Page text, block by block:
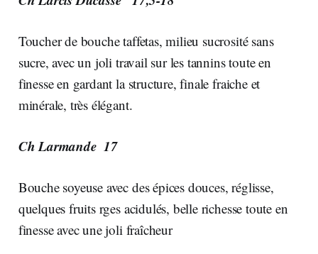
Toucher de bouche taffetas, milieu sucrosité sans
sucre, avec un joli travail sur les tannins toute en
finesse en gardant la structure, finale fraiche et
minérale, très élégant.
Ch Larmande 17
Bouche soyeuse avec des épices douces, réglisse,
quelques fruits rges acidulés, belle richesse toute en
finesse avec une joli fraîcheur